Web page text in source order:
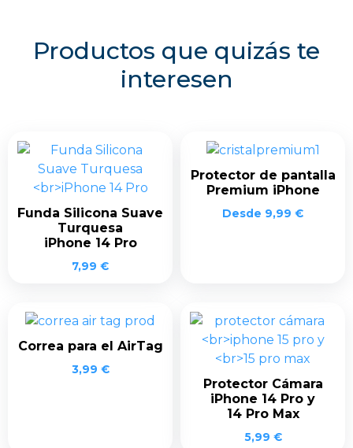
Productos que quizás te
interesen
Funda Silicona Suave
Turquesa
iPhone 14 Pro
7,99 €
Protector de pantalla
Premium iPhone
Desde 9,99 €
Correa para el AirTag
3,99 €
Protector Cámara
iPhone 14 Pro y
14 Pro Max
5,99 €